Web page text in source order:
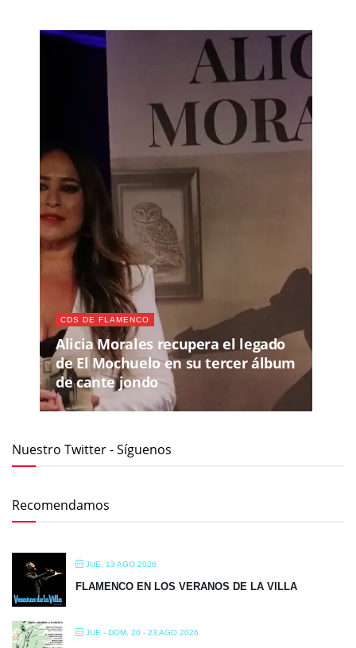
CDS DE FLAMENCO
Alicia Morales recupera el legado
de El Mochuelo en su tercer álbum
de cante jondo
Nuestro Twitter - Síguenos
Recomendamos
JUE, 13 AGO 2026
FLAMENCO EN LOS VERANOS DE LA VILLA
JUE - DOM, 20 - 23 AGO 2026